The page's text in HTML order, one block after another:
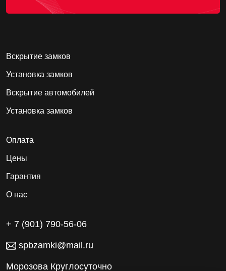
Вскрытие замков
Установка замков
Вскрытие автомобилей
Установка замков
Оплата
Цены
Гарантия
О нас
+ 7 (901) 790-56-06
spbzamki@mail.ru
Морозова Круглосуточно